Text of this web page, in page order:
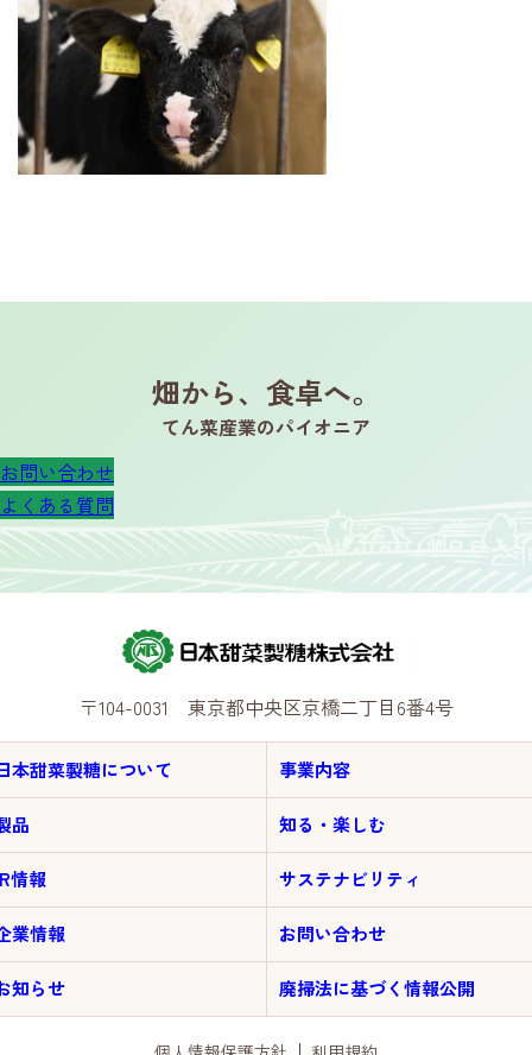
畑から、食卓へ。
てん菜産業のパイオニア
お問い合わせ
よくある質問
〒104-0031 東京都中央区京橋二丁目6番4号
本甜菜製糖について 事業内容
品 知る・楽しむ
情報 サステナビリティ
業情報 お問い合わせ
知らせ 廃掃法に基づく情報公開